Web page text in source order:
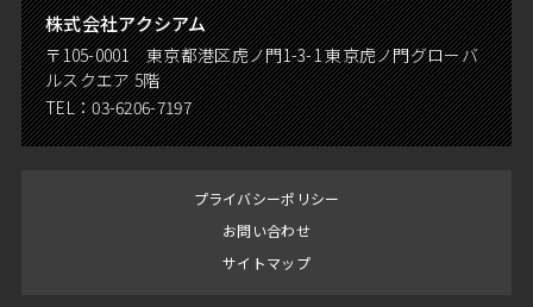
株式会社アクシアム
〒105-0001 東京都港区虎ノ門1-3-1 東京虎ノ門グローバ
ルスクエア 5階
TEL：03-6206-7197
プライバシーポリシー
お問い合わせ
サイトマップ